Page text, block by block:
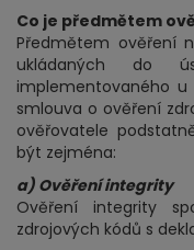
Co je předmětem
Předmětem ověření
ukládaných do
implementovaného u
smlouva o ověření
ověřovatele
být zejména:
a) Ověření integrity
Ověření integrity
zdrojových kódů s